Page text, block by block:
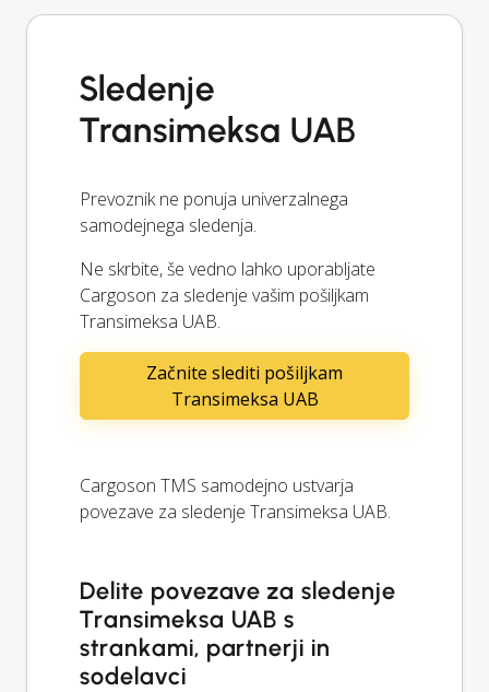
Sledenje
Transimeksa UAB
Prevoznik ne ponuja univerzalnega
samodejnega sledenja.
Ne skrbite, še vedno lahko uporabljate
Cargoson za sledenje vašim pošiljkam
Transimeksa UAB.
Začnite slediti pošiljkam
Transimeksa UAB
Cargoson TMS samodejno ustvarja
povezave za sledenje Transimeksa UAB.
Delite povezave za sledenje
Transimeksa UAB s
strankami, partnerji in
sodelavci